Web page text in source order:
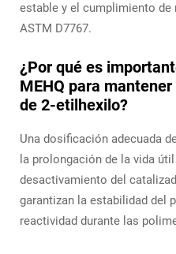
estable y el cumplimiento de
ASTM D7767.
¿Por qué es
MEHQ para
de 2-etilhexilo?
Una dosificación adecuada
la prolongación de la vida
desactivamiento del
garantizan la estabilidad del
reactividad durante las